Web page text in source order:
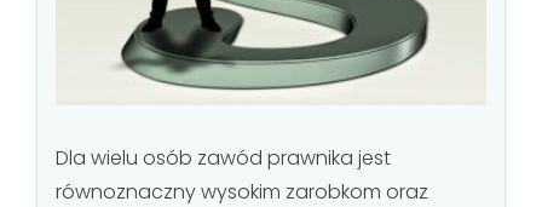
Dla wielu osób zawód prawnika jest
równoznaczny wysokim zarobkom oraz